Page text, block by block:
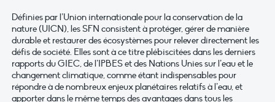
Définies par l’Union internationale pour la conservation de la
nature (UICN), les SFN consistent à protéger, gérer de manière
durable et restaurer des écosystèmes pour relever directement les
défis de société. Elles sont à ce titre plébiscitées dans les derniers
rapports du GIEC, de l’IPBES et des Nations Unies sur l’eau et le
changement climatique, comme étant indispensables pour
répondre à de nombreux enjeux planétaires relatifs à l’eau, et
apporter dans le même temps des avantages dans tous les